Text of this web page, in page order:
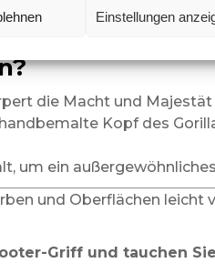
Einstellungen
Kugellancieren aus.
vor der Verwendung flüssig
die Macht und
Kopf des
um ein
und Oberflächen leicht
Griff und tauchen